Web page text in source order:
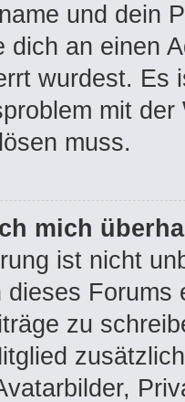
und dein
dich an einen
wurdest. Es
mit
muss.
mich
ist nicht
dieses
zu